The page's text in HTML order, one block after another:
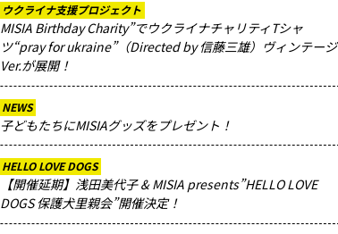
ウクライナ支援プロジェクト
MISIA Birthday Charity”でウクライナチャリティTシャ
ツ“pray for ukraine”（Directed by 信藤三雄）ヴィンテージ
Ver.が展開！
NEWS
子どもたちにMISIAグッズをプレゼント！
HELLO LOVE DOGS
【開催延期】浅田美代子 & MISIA presents”HELLO LOVE
DOGS 保護犬里親会”開催決定！